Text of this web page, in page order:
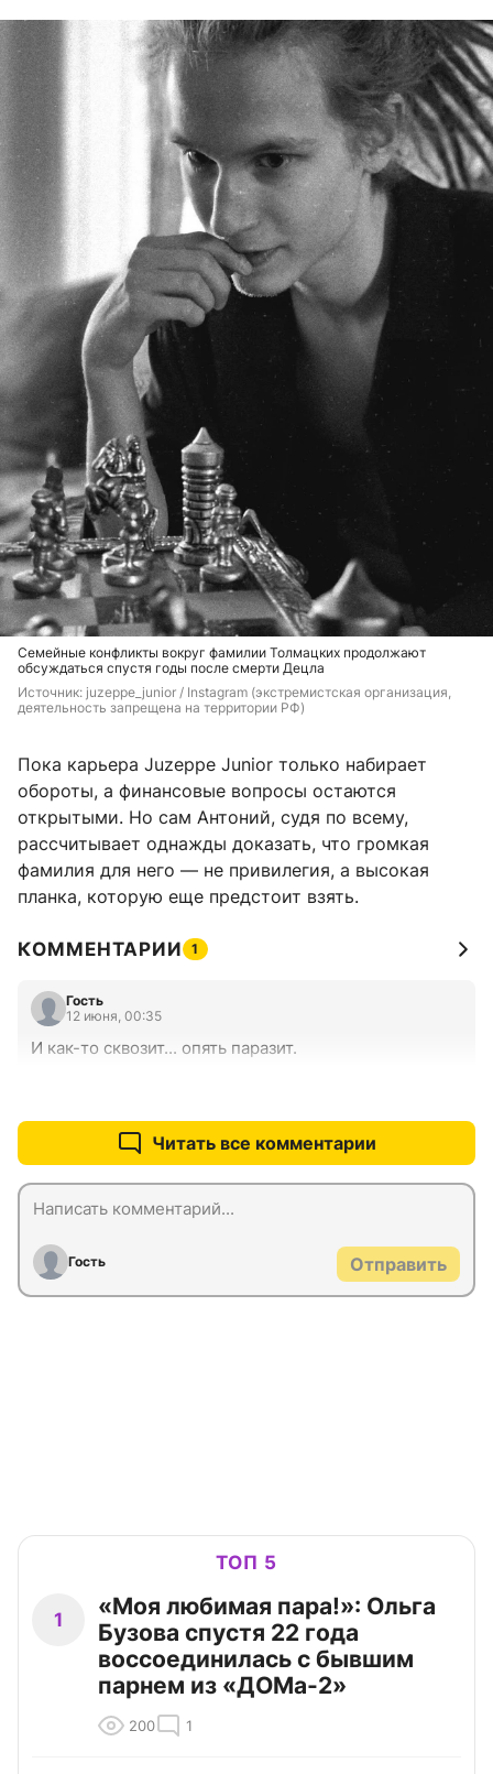
Семейные конфликты вокруг фамилии Толмацких продолжают
обсуждаться спустя годы после смерти Децла
Источник: juzeppe_junior / Instagram (экстремистская организация,
деятельность запрещена на территории РФ)
Пока карьера Juzeppe Junior только набирает
обороты, а финансовые вопросы остаются
открытыми. Но сам Антоний, судя по всему,
рассчитывает однажды доказать, что громкая
фамилия для него — не привилегия, а высокая
планка, которую еще предстоит взять.
КОММЕНТАРИИ 1
Гость
12 июня, 00:35
И как-то сквозит... опять паразит.
Читать все комментарии
Гость Отправить
ТОП 5
1
«Моя любимая пара!»: Ольга
Бузова спустя 22 года
воссоединилась с бывшим
парнем из «ДОМа-2»
200 1